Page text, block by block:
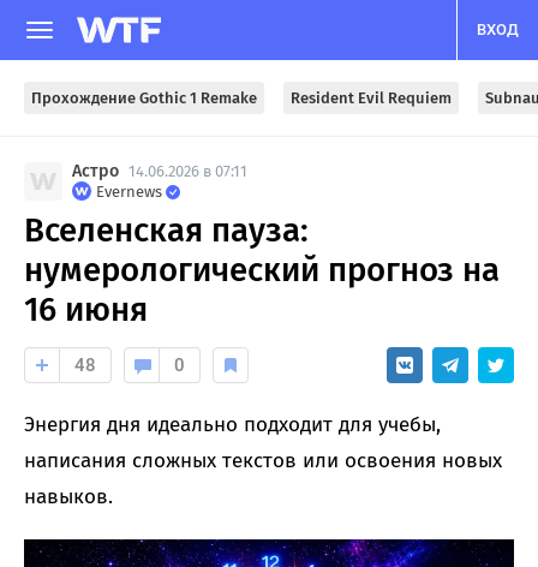
ВХОД
Прохождение Gothic 1 Remake Resident Evil Requiem
Астро 14.06.2026 в 07:11
Evernews
Вселенская пауза:
нумерологический прогноз на
16 июня
48 0
Энергия дня идеально подходит для учебы,
написания сложных текстов или освоения новых
навыков.